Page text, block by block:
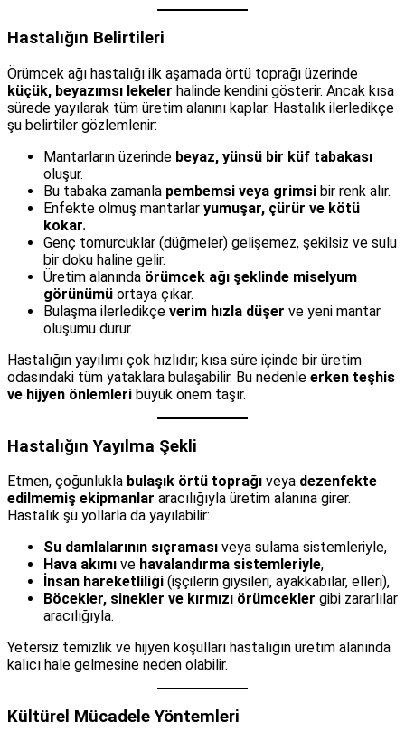
Hastalığın Belirtileri
Örümcek ağı hastalığı ilk aşamada örtü toprağı üzerinde
küçük, beyazımsı lekeler halinde kendini gösterir. Ancak kısa
sürede yayılarak tüm üretim alanını kaplar. Hastalık ilerledikçe
şu belirtiler gözlemlenir:
Mantarların üzerinde beyaz, yünsü bir küf tabakası
oluşur.
Bu tabaka zamanla pembemsi veya grimsi bir renk alır.
Enfekte olmuş mantarlar yumuşar, çürür ve kötü
kokar.
Genç tomurcuklar (düğmeler) gelişemez, şekilsiz ve sulu
bir doku haline gelir.
Üretim alanında örümcek ağı şeklinde miselyum
görünümü ortaya çıkar.
Bulaşma ilerledikçe verim hızla düşer ve yeni mantar
oluşumu durur.
Hastalığın yayılımı çok hızlıdır; kısa süre içinde bir üretim
odasındaki tüm yataklara bulaşabilir. Bu nedenle erken teşhis
ve hijyen önlemleri büyük önem taşır.
Hastalığın Yayılma Şekli
Etmen, çoğunlukla bulaşık örtü toprağı veya dezenfekte
edilmemiş ekipmanlar aracılığıyla üretim alanına girer.
Hastalık şu yollarla da yayılabilir:
Su damlalarının sıçraması veya sulama sistemleriyle,
Hava akımı ve havalandırma sistemleriyle,
İnsan hareketliliği (işçilerin giysileri, ayakkabılar, elleri),
Böcekler, sinekler ve kırmızı örümcekler gibi zararlılar
aracılığıyla.
Yetersiz temizlik ve hijyen koşulları hastalığın üretim alanında
kalıcı hale gelmesine neden olabilir.
Kültürel Mücadele Yöntemleri